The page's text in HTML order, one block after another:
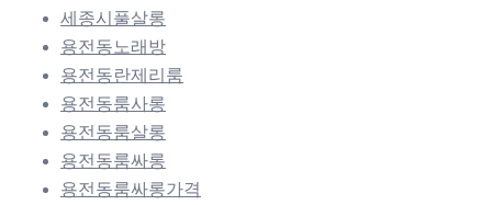
세종시풀살롱
용전동노래방
용전동란제리룸
용전동룸사롱
용전동룸살롱
용전동룸싸롱
용전동룸싸롱가격